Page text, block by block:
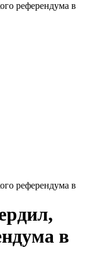
референдума в
референдума в
в